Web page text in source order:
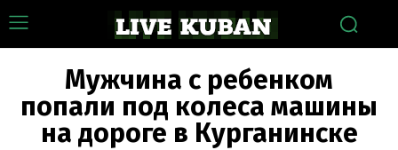
Мужчина с ребенком
попали под колеса машины
на дороге в Курганинске